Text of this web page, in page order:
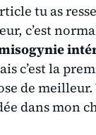
tu as
c’est
c’est la
de
dans mon